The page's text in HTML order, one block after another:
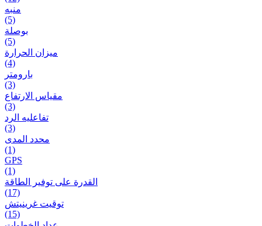
منبه
(5)
بوصلة
(5)
ميزان الحرارة
(4)
بارومتر
(3)
مقياس الارتفاع
(3)
تفاعلیه الرد
(3)
محدد المدى
(1)
GPS
(1)
القدرة على توفير الطاقة
(17)
توقيت غرينيتش
(15)